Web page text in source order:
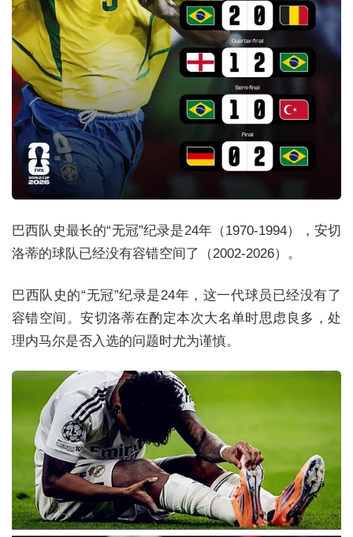
巴西队史最长的“无冠”纪录是24年（1970-1994），安切
洛蒂的球队已经没有容错空间了（2002-2026）。
巴西队史的“无冠”纪录是24年，这一代球员已经没有了
容错空间。安切洛蒂在酌定本次大名单时思虑良多，处
理内马尔是否入选的问题时尤为谨慎。